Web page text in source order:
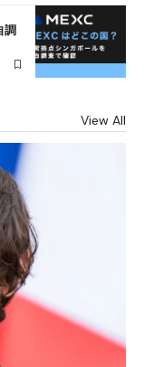
調
View All